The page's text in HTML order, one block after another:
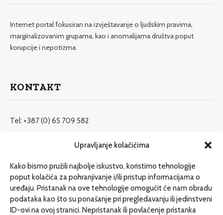
Upravljanje kolačićima
Kako bismo pružili najbolje iskustvo, koristimo tehnologije
poput kolačića za pohranjivanje i/ili pristup informacijama o
uređaju. Pristanak na ove tehnologije omogućit će nam obradu
podataka kao što su ponašanje pri pregledavanju ili jedinstveni
ID-ovi na ovoj stranici. Nepristanak ili povlačenje pristanka
Internet portal fokusiran na izvještavanje o ljudskim pravima,
marginalizovanim grupama, kao i anomalijama društva poput
korupcije i nepotizma.
KONTAKT
Tel: +387 (0) 65 709 582
redakcija@etrafika.net
Dosije
Drugi pišu